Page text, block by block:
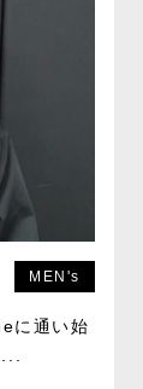
MEN's
に通い始